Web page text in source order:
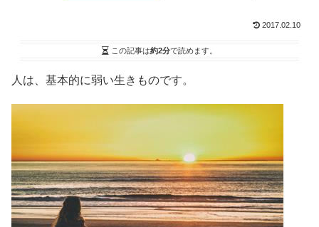
2017.02.10
この記事は約2分で読めます。
人は、基本的に弱い生きものです。